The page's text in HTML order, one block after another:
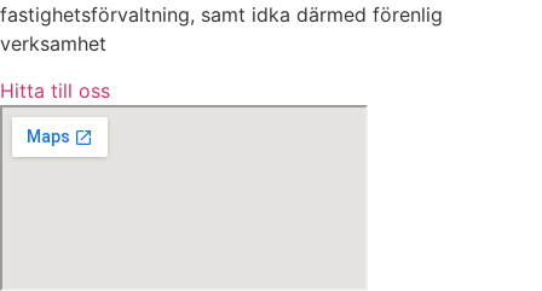
fastighetsförvaltning, samt idka därmed förenlig
verksamhet
Hitta till oss